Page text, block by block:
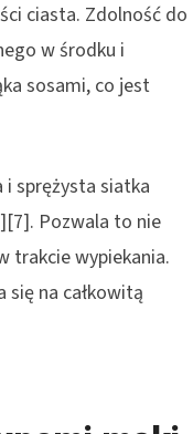
ciasta. Zdolność do
w środku i
sosami, co jest
sprężysta siatka
Pozwala to nie
trakcie wypiekania.
na całkowitą